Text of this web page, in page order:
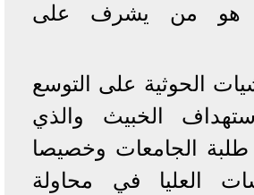
هو من يشرف على
الحوثية على التوسع
الخبيث والذي
طلبة الجامعات وخصيصا
العليا في محاولة